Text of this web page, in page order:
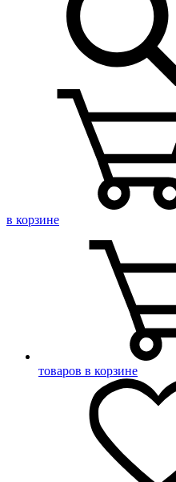
в корзине
товаров в корзине